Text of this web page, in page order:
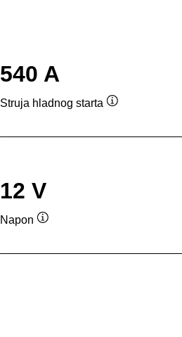
540 A
Struja hladnog starta
12 V
Napon